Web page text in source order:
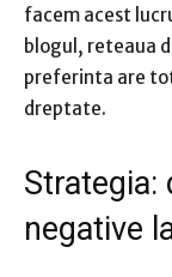
facem acest
blogul, reteaua
preferinta are
dreptate.
Strategia:
negative